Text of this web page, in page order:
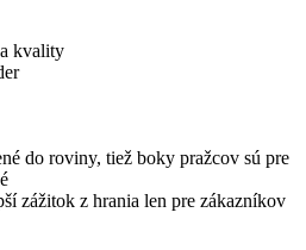
kvality
do roviny, tiež boky pražcov sú pre
zážitok z hrania len pre zákazníkov